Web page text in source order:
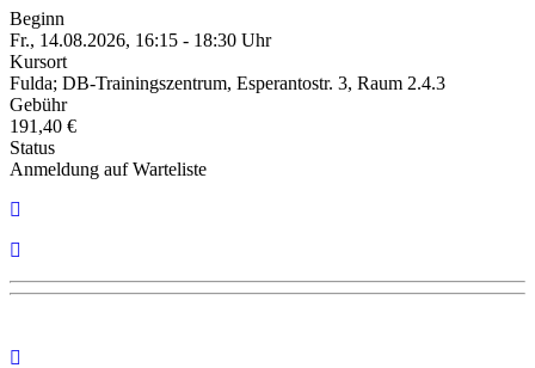
Beginn
Fr., 14.08.2026, 16:15 - 18:30 Uhr
Kursort
Fulda; DB-Trainingszentrum, Esperantostr. 3, Raum 2.4.3
Gebühr
191,40 €
Status
Anmeldung auf Warteliste